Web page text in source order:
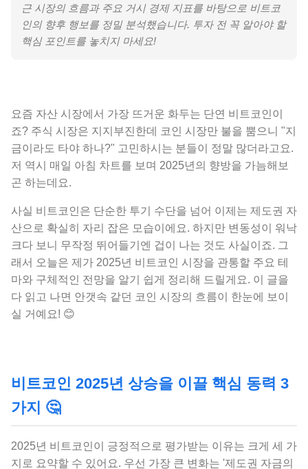
근 시장의 흐름과 주요 거시 경제 지표를 바탕으로 비트코
인의 향후 행보를 정밀 분석했습니다. 투자 전 꼭 알아야 할
핵심 포인트를 놓치지 마세요!
요즘 자산 시장에서 가장 뜨거운 화두는 단연 비트코인이
죠? 주식 시장은 지지부진한데 코인 시장만 불을 뿜으니 "지
금이라도 타야 하나?" 고민하시는 분들이 정말 많더라고요.
저 역시 매일 아침 차트를 보며 2025년의 향방을 가늠해보
곤 하는데요.
사실 비트코인은 단순한 투기 수단을 넘어 이제는 제도권 자
산으로 확실히 자리 잡은 모습이에요. 하지만 변동성이 워낙
크다 보니 무작정 뛰어들기엔 겁이 나는 것도 사실이죠. 그
래서 오늘은 제가 2025년 비트코인 시장을 관통할 주요 테
마와 구체적인 전망을 알기 쉽게 정리해 드릴게요. 이 글을
다 읽고 나면 안갯속 같던 코인 시장의 흐름이 한눈에 보이
실 거예요! 😊
비트코인 2025년 상승을 이끌 핵심 동력 3
가지 🤔
2025년 비트코인이 긍정적으로 평가받는 이유는 크게 세 가
지로 요약할 수 있어요. 우선 가장 큰 변화는 '제도권 자금의